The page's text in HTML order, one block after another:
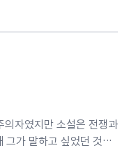
의자였지만 소설은 전쟁과
그가 말하고 싶었던 것은